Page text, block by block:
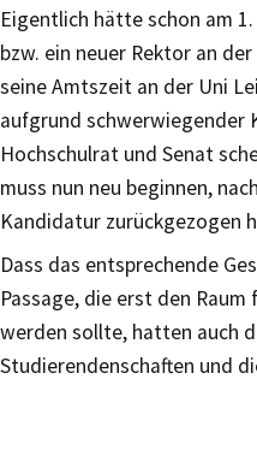
Eigentlich hätte schon am
bzw. ein neuer Rektor an
seine Amtszeit an der Uni
aufgrund schwerwiegender
Hochschulrat und Senat
muss nun neu beginnen,
Kandidatur zurückgezogen
Dass das entsprechende
Passage, die erst den
werden sollte, hatten auch
Studierendenschaften und